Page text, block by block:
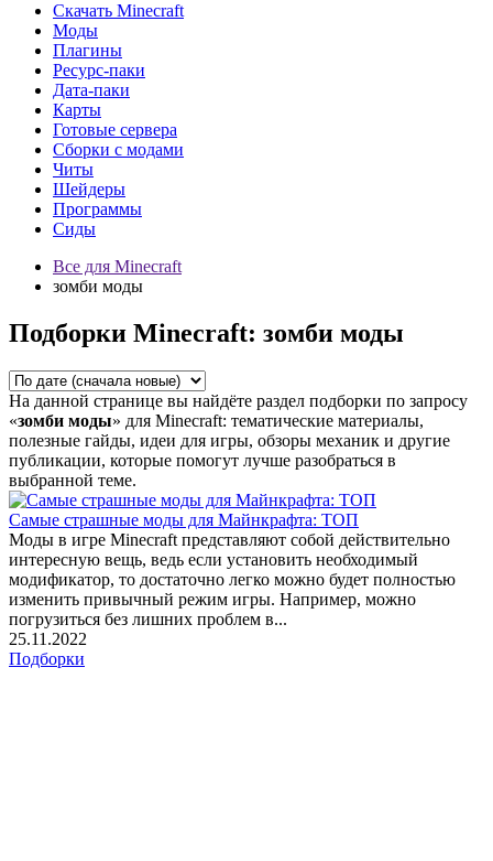
Скачать Minecraft
Моды
Плагины
Ресурс-паки
Дата-паки
Карты
Готовые сервера
Сборки с модами
Читы
Шейдеры
Программы
Сиды
Все для Minecraft
зомби моды
Подборки Minecraft: зомби моды
На данной странице вы найдёте раздел подборки по запросу
«зомби моды» для Minecraft: тематические материалы,
полезные гайды, идеи для игры, обзоры механик и другие
публикации, которые помогут лучше разобраться в
выбранной теме.
Самые страшные моды для Майнкрафта: ТОП
Моды в игре Minecraft представляют собой действительно
интересную вещь, ведь если установить необходимый
модификатор, то достаточно легко можно будет полностью
изменить привычный режим игры. Например, можно
погрузиться без лишних проблем в...
25.11.2022
Подборки